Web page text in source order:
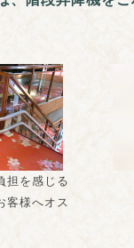
担を感じる
客様へオス